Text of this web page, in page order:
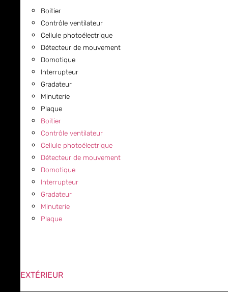
Boitier
Contrôle ventilateur
Cellule photoélectrique
Détecteur de mouvement
Domotique
Interrupteur
Gradateur
Minuterie
Plaque
Boitier
Contrôle ventilateur
Cellule photoélectrique
Détecteur de mouvement
Domotique
Interrupteur
Gradateur
Minuterie
Plaque
EXTÉRIEUR